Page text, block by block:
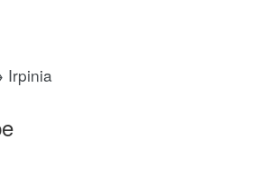
Irpinia